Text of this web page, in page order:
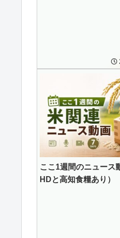
ここ1週間のニュース
HDと高知食糧あり）